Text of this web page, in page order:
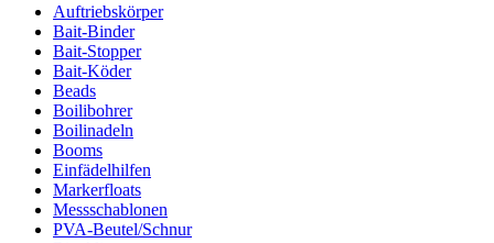
Auftriebskörper
Bait-Binder
Bait-Stopper
Bait-Köder
Beads
Boilibohrer
Boilinadeln
Booms
Einfädelhilfen
Markerfloats
Messschablonen
PVA-Beutel/Schnur